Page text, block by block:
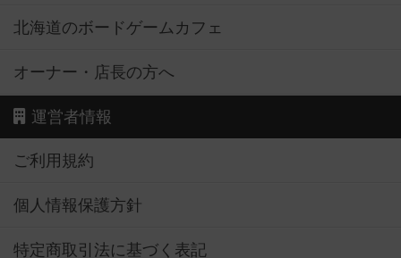
北海道のボードゲームカフェ
オーナー・店長の方へ
運営者情報
ご利用規約
個人情報保護方針
特定商取引法に基づく表記